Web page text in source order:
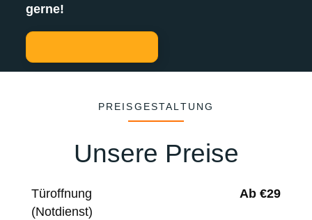
gerne!
PREISGESTALTUNG
Unsere Preise
Türoffnung
(Notdienst)
Ab €29